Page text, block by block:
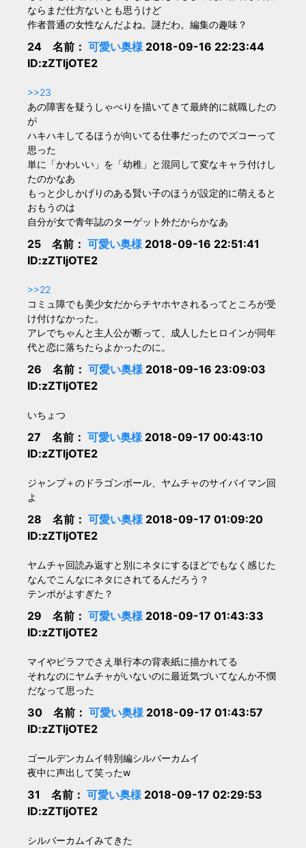
ならまだ仕方ないとも思うけど
作者普通の女性なんだよね。謎だわ。編集の趣味？
24 名前： 可愛い奥様2018-09-16 22:23:44
ID:zZTljOTE2
>>23
あの障害を疑うしゃべりを描いてきて最終的に就職したの
が
ハキハキしてるほうが向いてる仕事だったのでズコーって
思った
単に「かわいい」を「幼稚」と混同して変なキャラ付けし
たのかなあ
もっと少しかげりのある賢い子のほうが設定的に萌えると
おもうのは
自分が女で青年誌のターゲット外だからかなあ
25 名前： 可愛い奥様2018-09-16 22:51:41
ID:zZTljOTE2
>>22
コミュ障でも美少女だからチヤホヤされるってところが受
け付けなかった。
アレでちゃんと主人公が断って、成人したヒロインが同年
代と恋に落ちたらよかったのに。
26 名前： 可愛い奥様2018-09-16 23:09:03
ID:zZTljOTE2
いちょつ
27 名前： 可愛い奥様2018-09-17 00:43:10
ID:zZTljOTE2
ジャンプ＋のドラゴンボール、ヤムチャのサイバイマン回
よ
28 名前： 可愛い奥様2018-09-17 01:09:20
ID:zZTljOTE2
ヤムチャ回読み返すと別にネタにするほどでもなく感じた
なんでこんなにネタにされてるんだろう？
テンポがよすぎた？
29 名前： 可愛い奥様2018-09-17 01:43:33
ID:zZTljOTE2
マイやピラフでさえ単行本の背表紙に描かれてる
それなのにヤムチャがいないのに最近気づいてなんか不憫
だなって思った
30 名前： 可愛い奥様2018-09-17 01:43:57
ID:zZTljOTE2
ゴールデンカムイ特別編シルバーカムイ
夜中に声出して笑ったw
31 名前： 可愛い奥様2018-09-17 02:29:53
ID:zZTljOTE2
シルバーカムイみてきた